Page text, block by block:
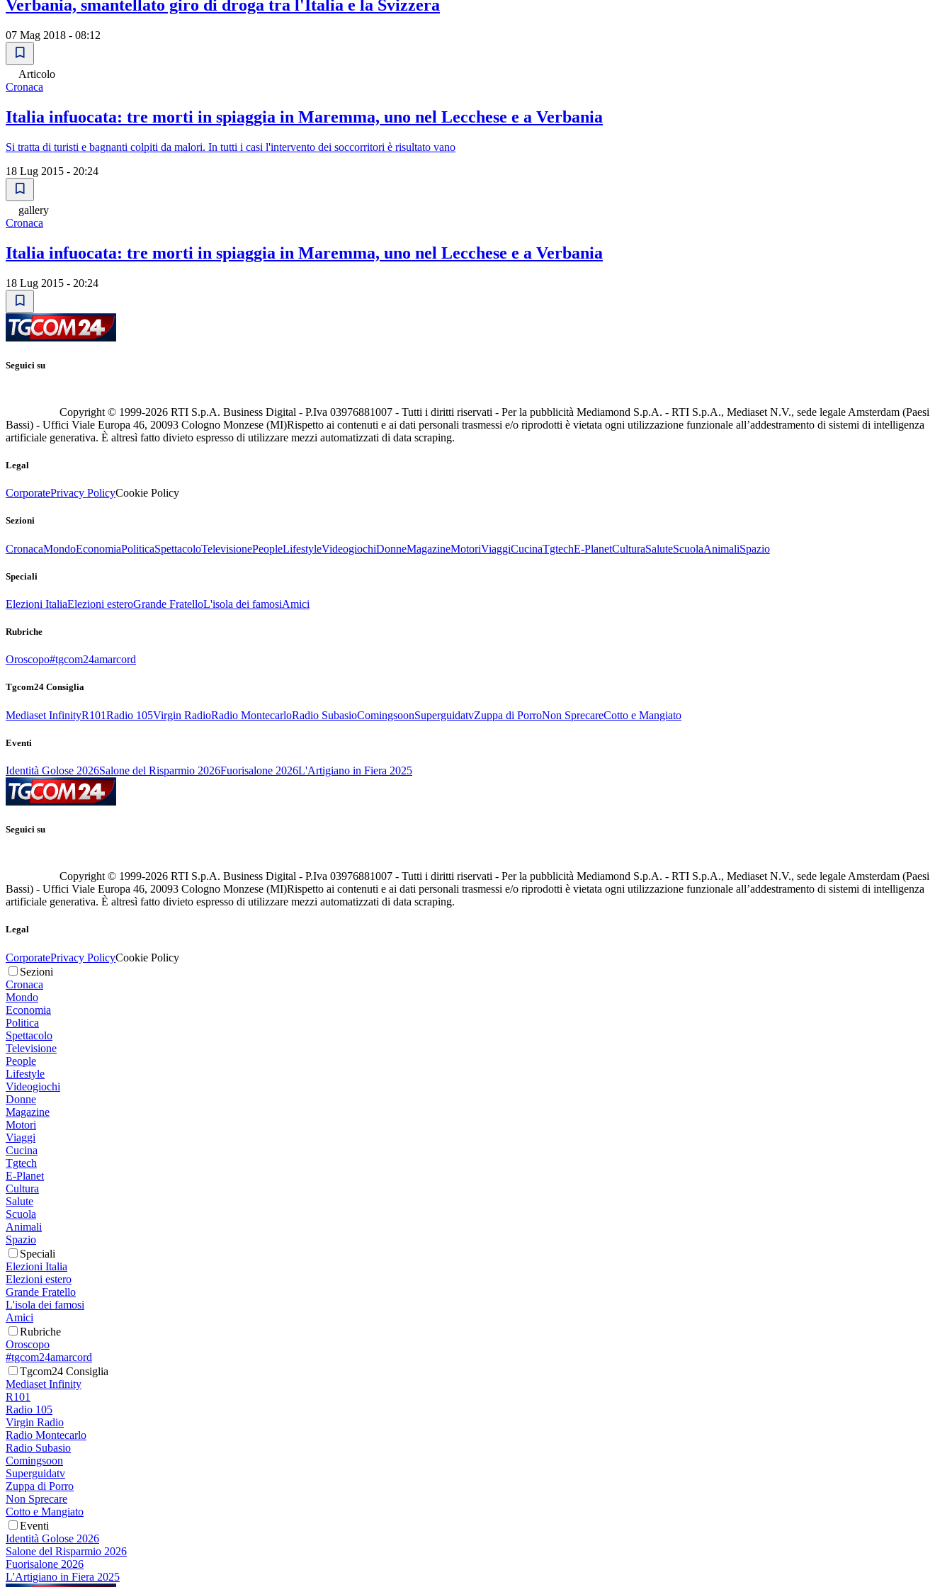
Verbania, smantellato giro di droga tra l'Italia e la Svizzera
07 Mag 2018 - 08:12
Articolo
Cronaca
Italia infuocata: tre morti in spiaggia in Maremma, uno nel Lecchese e a Verbania
Si tratta di turisti e bagnanti colpiti da malori. In tutti i casi l'intervento dei soccorritori è risultato vano
18 Lug 2015 - 20:24
gallery
Cronaca
Italia infuocata: tre morti in spiaggia in Maremma, uno nel Lecchese e a Verbania
18 Lug 2015 - 20:24
Seguici su
Copyright © 1999-2026 RTI S.p.A. Business Digital - P.Iva 03976881007 - Tutti i diritti riservati - Per la pubblicità Mediamond S.p.A. - RTI S.p.A., Mediaset N.V., sede legale Amsterdam (Paesi
Bassi) - Uffici Viale Europa 46, 20093 Cologno Monzese (MI)Rispetto ai contenuti e ai dati personali trasmessi e/o riprodotti è vietata ogni utilizzazione funzionale all’addestramento di sistemi di intelligenza
artificiale generativa. È altresì fatto divieto espresso di utilizzare mezzi automatizzati di data scraping.
Legal
CorporatePrivacy PolicyCookie Policy
Sezioni
CronacaMondoEconomiaPoliticaSpettacoloTelevisionePeopleLifestyleVideogiochiDonneMagazineMotoriViaggiCucinaTgtechE-PlanetCulturaSaluteScuolaAnimaliSpazio
Speciali
Elezioni ItaliaElezioni esteroGrande FratelloL'isola dei famosiAmici
Rubriche
Oroscopo#tgcom24amarcord
Tgcom24 Consiglia
Mediaset InfinityR101Radio 105Virgin RadioRadio MontecarloRadio SubasioComingsoonSuperguidatvZuppa di PorroNon SprecareCotto e Mangiato
Eventi
Identità Golose 2026Salone del Risparmio 2026Fuorisalone 2026L'Artigiano in Fiera 2025
Seguici su
Copyright © 1999-2026 RTI S.p.A. Business Digital - P.Iva 03976881007 - Tutti i diritti riservati - Per la pubblicità Mediamond S.p.A. - RTI S.p.A., Mediaset N.V., sede legale Amsterdam (Paesi
Bassi) - Uffici Viale Europa 46, 20093 Cologno Monzese (MI)Rispetto ai contenuti e ai dati personali trasmessi e/o riprodotti è vietata ogni utilizzazione funzionale all’addestramento di sistemi di intelligenza
artificiale generativa. È altresì fatto divieto espresso di utilizzare mezzi automatizzati di data scraping.
Legal
CorporatePrivacy PolicyCookie Policy
Sezioni
Cronaca
Mondo
Economia
Politica
Spettacolo
Televisione
People
Lifestyle
Videogiochi
Donne
Magazine
Motori
Viaggi
Cucina
Tgtech
E-Planet
Cultura
Salute
Scuola
Animali
Spazio
Speciali
Elezioni Italia
Elezioni estero
Grande Fratello
L'isola dei famosi
Amici
Rubriche
Oroscopo
#tgcom24amarcord
Tgcom24 Consiglia
Mediaset Infinity
R101
Radio 105
Virgin Radio
Radio Montecarlo
Radio Subasio
Comingsoon
Superguidatv
Zuppa di Porro
Non Sprecare
Cotto e Mangiato
Eventi
Identità Golose 2026
Salone del Risparmio 2026
Fuorisalone 2026
L'Artigiano in Fiera 2025